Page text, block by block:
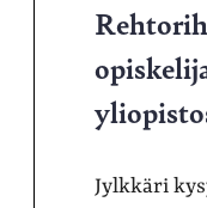
Jylkkäri